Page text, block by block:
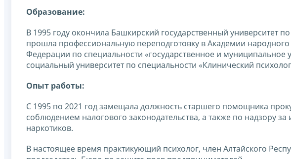
Образование:
В 1995 году окончила Башкирский государственный университет
прошла профессиональную переподготовку в Академии народного
Федерации по специальности «государственное и муниципальное
социальный университет по специальности «Клинический
Опыт работы:
С 1995 по 2021 год замещала должность старшего помощника
соблюдением налогового законодательства, а также по надзору
наркотиков.
В настоящее время практикующий психолог, член Алтайского